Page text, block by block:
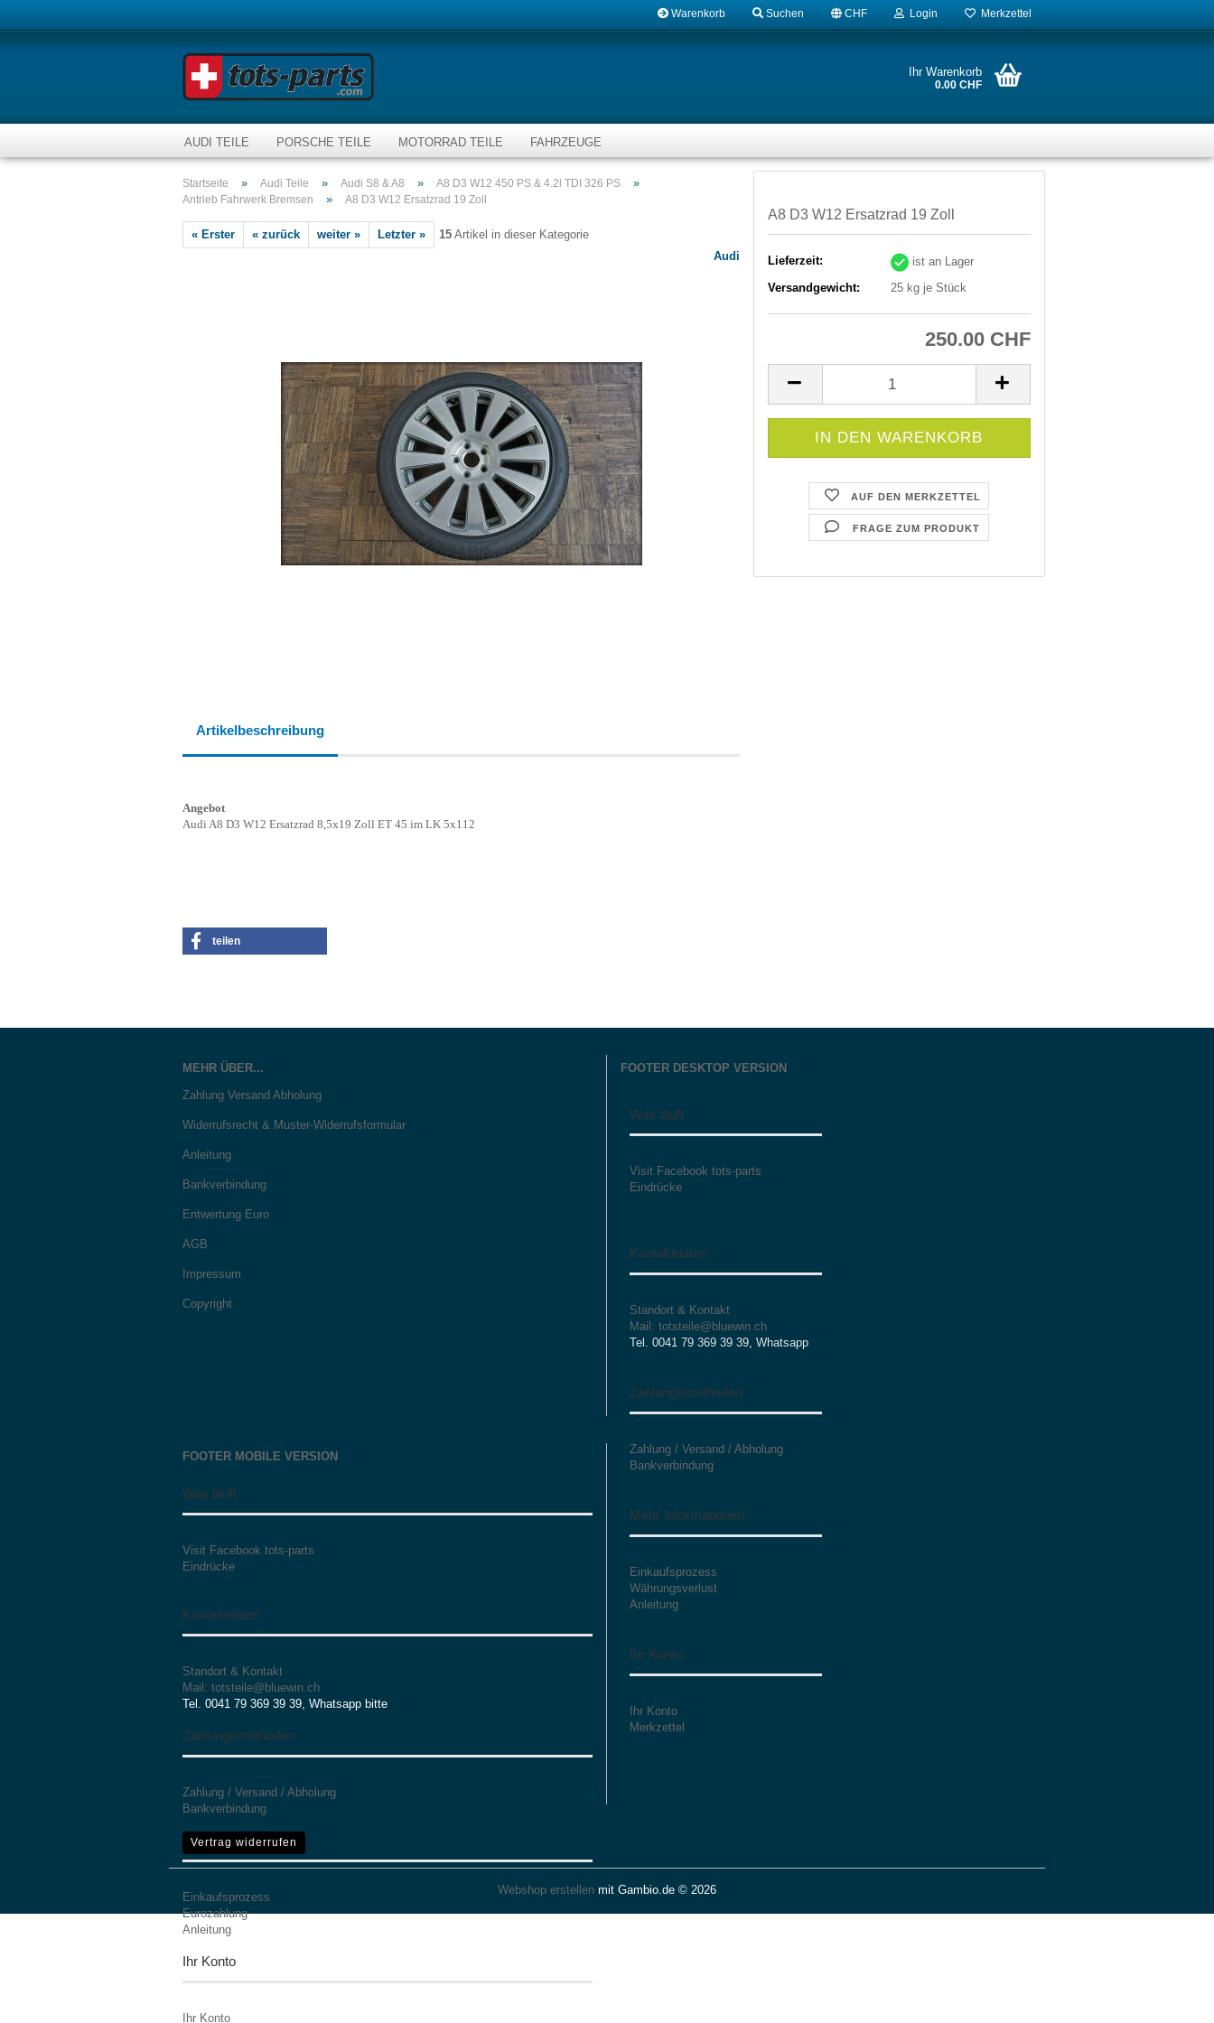
Warenkorb Suchen CHF Login Merkzettel
Ihr Warenkorb
0.00 CHF
AUDI TEILE PORSCHE TEILE MOTORRAD TEILE FAHRZEUGE
Startseite » Audi Teile » Audi S8 & A8 » A8 D3 W12 450 PS & 4.2l TDI 326 PS »
Antrieb Fahrwerk Bremsen » A8 D3 W12 Ersatzrad 19 Zoll
« Erster « zurück weiter » Letzter » 15 Artikel in dieser Kategorie
Audi
A8 D3 W12 Ersatzrad 19 Zoll
Lieferzeit:
ist an Lager
Versandgewicht:
25 kg je Stück
250.00 CHF
AUF DEN MERKZETTEL
FRAGE ZUM PRODUKT
Artikelbeschreibung
Angebot
Audi A8 D3 W12 Ersatzrad 8,5x19 Zoll ET 45 im LK 5x112
teilen
MEHR ÜBER...
Zahlung Versand Abholung
Widerrufsrecht & Muster-Widerrufsformular
Anleitung
Bankverbindung
Entwertung Euro
AGB
Impressum
Copyright
FOOTER DESKTOP VERSION
Was läuft
Visit Facebook tots-parts
Eindrücke
Kontaktdaten
Standort & Kontakt
Mail: totsteile@bluewin.ch
Tel. 0041 79 369 39 39, Whatsapp
Zahlungsmethoden
Zahlung / Versand / Abholung
Bankverbindung
Mehr Informationen
Einkaufsprozess
Währungsverlust
Anleitung
Ihr Konto
Ihr Konto
Merkzettel
FOOTER MOBILE VERSION
Was läuft
Visit Facebook tots-parts
Eindrücke
Kontaktdaten
Standort & Kontakt
Mail: totsteile@bluewin.ch
Tel. 0041 79 369 39 39, Whatsapp bitte
Zahlungsmethoden
Zahlung / Versand / Abholung
Bankverbindung
Mehr Informationen
Einkaufsprozess
Eurozahlung
Anleitung
Ihr Konto
Ihr Konto
Vertrag widerrufen
Webshop erstellen mit Gambio.de © 2026